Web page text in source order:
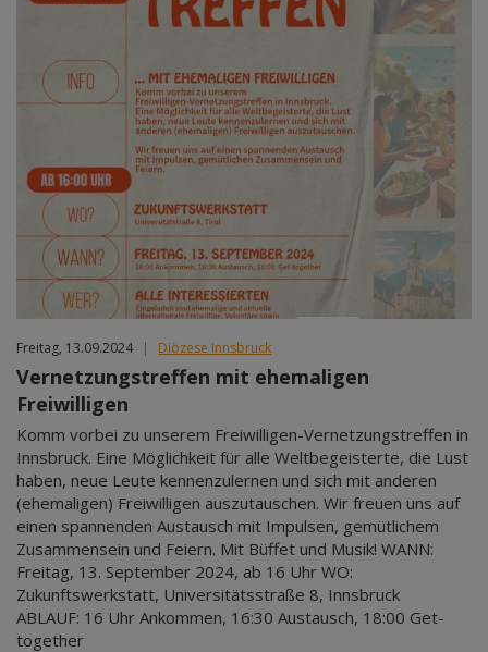
Freitag, 13.09.2024 | Diözese Innsbruck
Vernetzungstreffen mit ehemaligen
Freiwilligen
Komm vorbei zu unserem Freiwilligen-Vernetzungstreffen in
Innsbruck. Eine Möglichkeit für alle Weltbegeisterte, die Lust
haben, neue Leute kennenzulernen und sich mit anderen
(ehemaligen) Freiwilligen auszutauschen. Wir freuen uns auf
einen spannenden Austausch mit Impulsen, gemütlichem
Zusammensein und Feiern. Mit Büffet und Musik! WANN:
Freitag, 13. September 2024, ab 16 Uhr WO:
Zukunftswerkstatt, Universitätsstraße 8, Innsbruck
ABLAUF: 16 Uhr Ankommen, 16:30 Austausch, 18:00 Get-
together